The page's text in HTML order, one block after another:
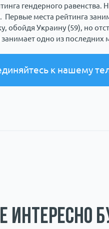
гендерного равенства.
места рейтинга
обойдя Украину (59), но
одно из последних
к нашему
интересно